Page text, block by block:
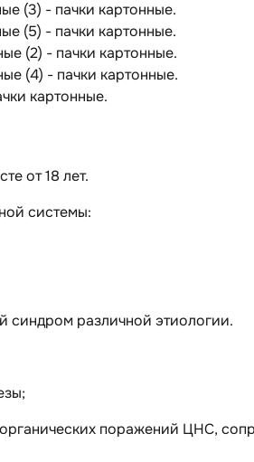
(3) - пачки картонные.
(5) - пачки картонные.
(2) - пачки картонные.
(4) - пачки картонные.
картонные.
от 18 лет.
системы:
синдром различной этиологии.
поражений ЦНС,